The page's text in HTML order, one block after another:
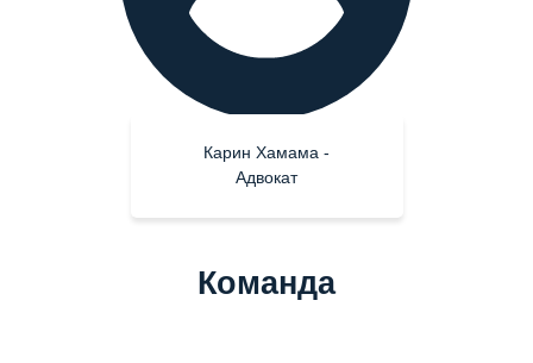
Карин Хамама -
Адвокат
Команда